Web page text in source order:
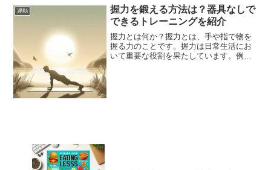
運動
握力を鍛える方法は？器具なしで
できるトレーニングを紹介
握力とは何か？握力とは、手や指で物を
握る力のことです。握力は日常生活にお
いて重要な役割を果たしています。例え